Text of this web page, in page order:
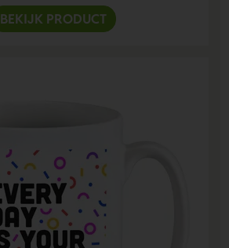
BEKIJK PRODUCT